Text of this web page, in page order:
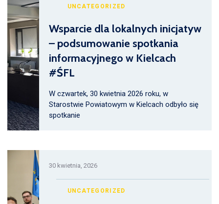
UNCATEGORIZED
Wsparcie dla lokalnych inicjatyw
– podsumowanie spotkania
informacyjnego w Kielcach
#ŚFL
W czwartek, 30 kwietnia 2026 roku, w
Starostwie Powiatowym w Kielcach odbyło się
spotkanie
30 kwietnia, 2026
UNCATEGORIZED